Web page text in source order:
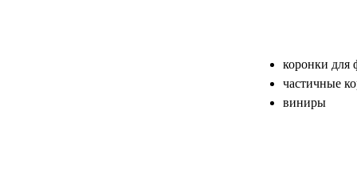
коронки для
частичные
виниры